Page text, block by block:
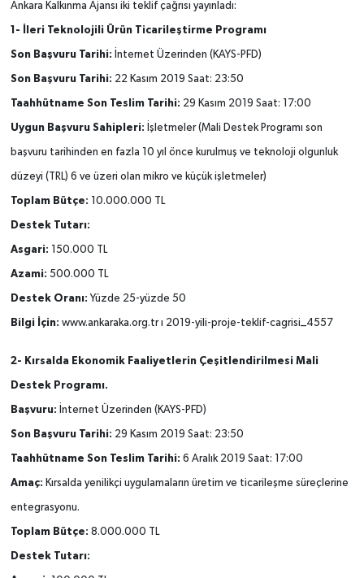
Ankara Kalkınma Ajansı iki teklif çağrısı yayınladı:
1- İleri Teknolojili Ürün Ticarileştirme Programı
Son Başvuru Tarihi: İnternet Üzerinden (KAYS-PFD)
Son Başvuru Tarihi: 22 Kasım 2019 Saat: 23:50
Taahhütname Son Teslim Tarihi: 29 Kasım 2019 Saat: 17:00
Uygun Başvuru Sahipleri: İşletmeler (Mali Destek Programı son
başvuru tarihinden en fazla 10 yıl önce kurulmuş ve teknoloji olgunluk
düzeyi (TRL) 6 ve üzeri olan mikro ve küçük işletmeler)
Toplam Bütçe: 10.000.000 TL
Destek Tutarı:
Asgari: 150.000 TL
Azami: 500.000 TL
Destek Oranı: Yüzde 25-yüzde 50
Bilgi İçin: www.ankaraka.org.tr ı 2019-yili-proje-teklif-cagrisi_4557
2- Kırsalda Ekonomik Faaliyetlerin Çeşitlendirilmesi Mali
Destek Programı.
Başvuru: İnternet Üzerinden (KAYS-PFD)
Son Başvuru Tarihi: 29 Kasım 2019 Saat: 23:50
Taahhütname Son Teslim Tarihi: 6 Aralık 2019 Saat: 17:00
Amaç: Kırsalda yenilikçi uygulamaların üretim ve ticarileşme süreçlerine
entegrasyonu.
Toplam Bütçe: 8.000.000 TL
Destek Tutarı: